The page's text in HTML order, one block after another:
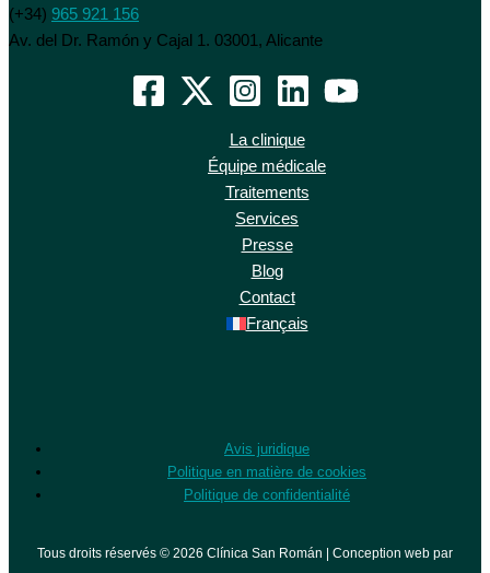
(+34) 965 921 156
Av. del Dr. Ramón y Cajal 1. 03001, Alicante
La clinique
Équipe médicale
Traitements
Services
Presse
Blog
Contact
Français
Avis juridique
Politique en matière de cookies
Politique de confidentialité
Tous droits réservés © 2026 Clínica San Román | Conception web par